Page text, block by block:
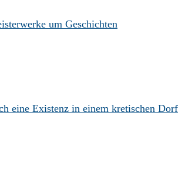
um Geschichten
eine Existenz in einem kretischen Dorf